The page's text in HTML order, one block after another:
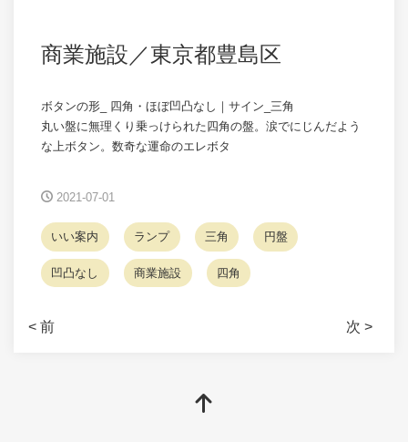
商業施設／東京都豊島区
ボタンの形_ 四角・ほぼ凹凸なし｜サイン_三角
丸い盤に無理くり乗っけられた四角の盤。涙でにじんだよう
な上ボタン。数奇な運命のエレボタ
2021-07-01
いい案内 ランプ 三角 円盤
凹凸なし 商業施設 四角
< 前 次 >